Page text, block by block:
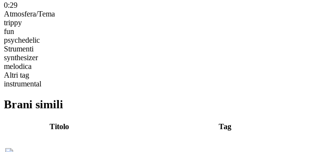
0:29
Atmosfera/Tema
trippy
fun
psychedelic
Strumenti
synthesizer
melodica
Altri tag
instrumental
Brani simili
Titolo Tag